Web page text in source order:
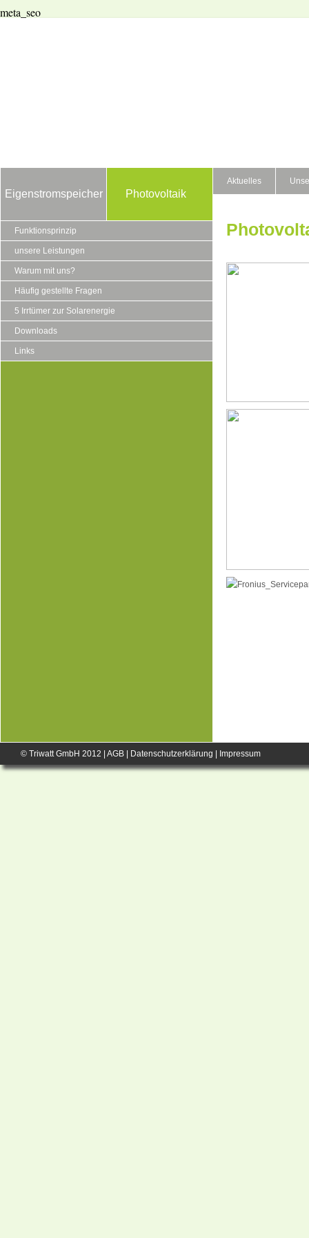
meta_seo
Eigenstromspeicher Photovoltaik
Aktuelles
Funktionsprinzip
unsere Leistungen
Warum mit uns?
Häufig gestellte Fragen
5 Irrtümer zur Solarenergie
Downloads
Links
© Triwatt GmbH 2012 | AGB Datenschutzerklärung Impressum